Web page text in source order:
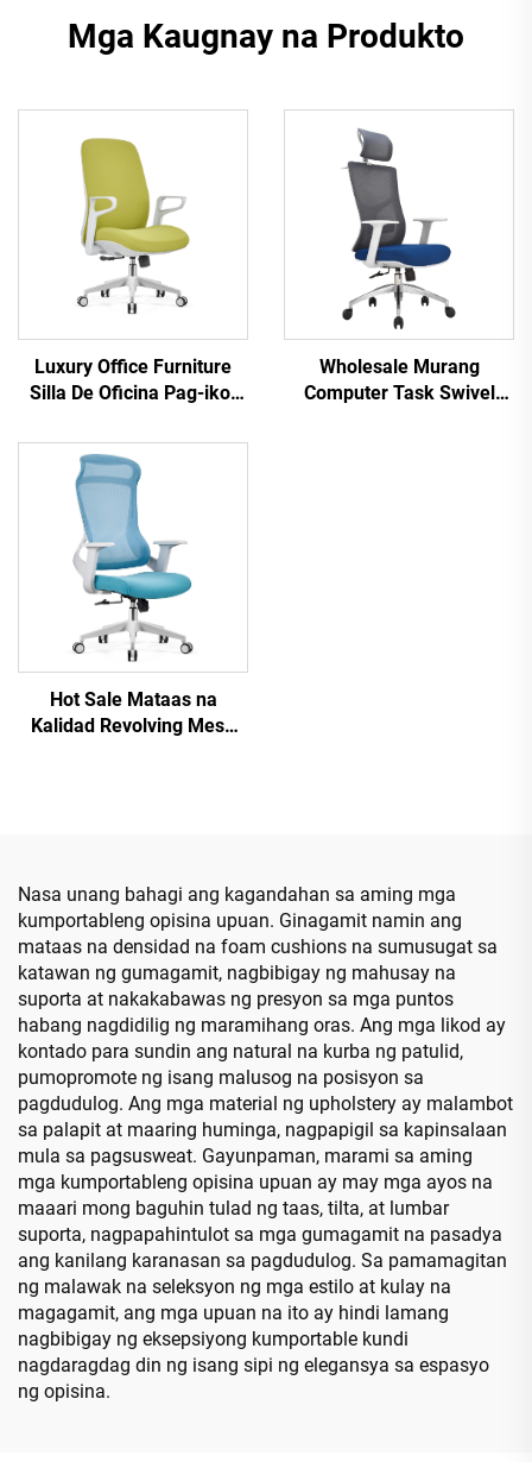
Mga Kaugnay na Produkto
Luxury Office Furniture
Silla De Oficina Pag-ikot
na Litrato ng Opisina ng
Computer Desk Mid Back
Mesh Chair Para sa
Opisina
Wholesale Murang
Computer Task Swivel
Hot Sale Mataas na
Kalidad Revolving Mesh
Nasa unang bahagi ang kagandahan sa aming mga
kumportableng opisina upuan. Ginagamit namin ang
mataas na densidad na foam cushions na sumusugat sa
katawan ng gumagamit, nagbibigay ng mahusay na
suporta at nakakabawas ng presyon sa mga puntos
habang nagdidilig ng maramihang oras. Ang mga likod ay
kontado para sundin ang natural na kurba ng patulid,
pumopromote ng isang malusog na posisyon sa
pagdudulog. Ang mga material ng upholstery ay malambot
sa palapit at maaring huminga, nagpapigil sa kapinsalaan
mula sa pagsusweat. Gayunpaman, marami sa aming
mga kumportableng opisina upuan ay may mga ayos na
maaari mong baguhin tulad ng taas, tilta, at lumbar
suporta, nagpapahintulot sa mga gumagamit na pasadya
ang kanilang karanasan sa pagdudulog. Sa pamamagitan
ng malawak na seleksyon ng mga estilo at kulay na
magagamit, ang mga upuan na ito ay hindi lamang
nagbibigay ng eksepsiyong kumportable kundi
nagdaragdag din ng isang sipi ng elegansya sa espasyo
ng opisina.